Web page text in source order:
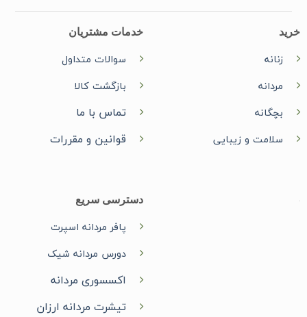
خرید
زنانه
مردانه
بچگانه
سلامت و زیبایی
خدمات مشتریان
سوالات متداول
بازگشت کالا
تماس با ما
قوانین و مقررات
دسترسی سریع
پافر مردانه اسپرت
دورس مردانه شیک
اکسسوری مردانه
تیشرت مردانه ارزان